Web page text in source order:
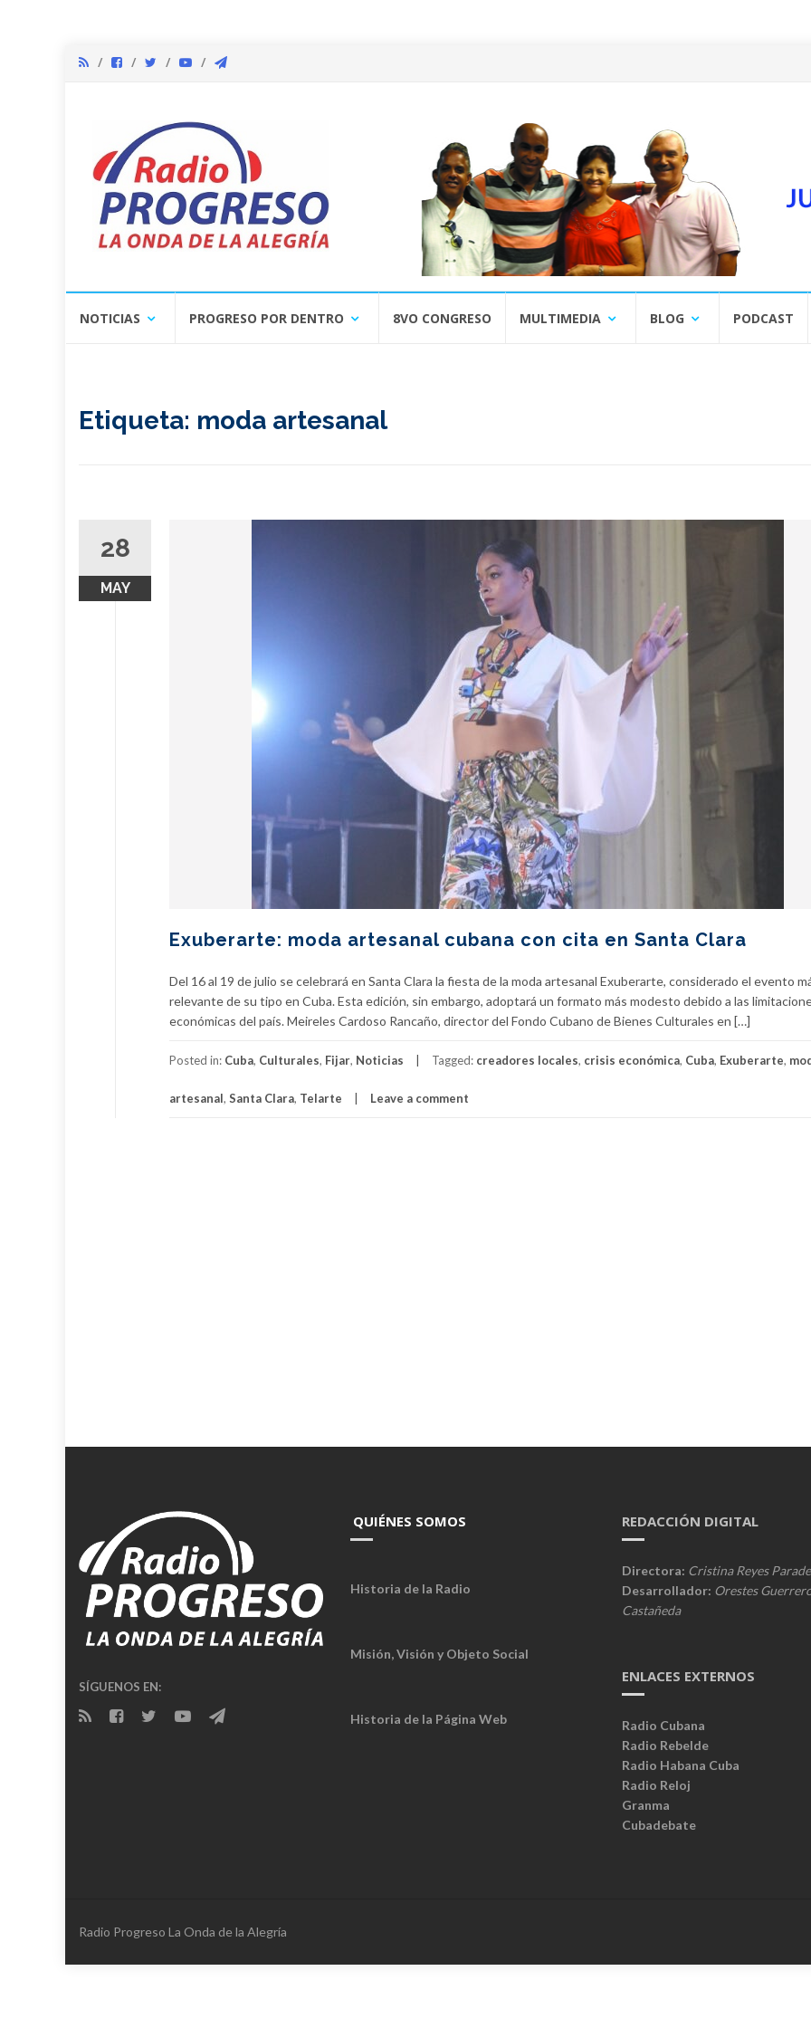
NOTICIAS PROGRESO POR DENTRO 8VO CONGRESO MULTIMEDIA BLOG PODCAST
Etiqueta: moda artesanal
28
MAY
Exuberarte: moda artesanal cubana con cita en Santa Clara
Del 16 al 19 de julio se celebrará en Santa Clara la fiesta de la moda artesanal Exuberarte, considerado el evento
relevante de su tipo en Cuba. Esta edición, sin embargo, adoptará un formato más modesto debido a las
económicas del país. Meireles Cardoso Rancaño, director del Fondo Cubano de Bienes Culturales en […]
Posted in: Cuba, Culturales, Fijar, Noticias Tagged: creadores locales, crisis económica, Cuba, Exuberarte,
artesanal, Santa Clara, Telarte Leave a comment
SÍGUENOS EN:
QUIÉNES SOMOS
Historia de la Radio
Misión, Visión y Objeto Social
Historia de la Página Web
REDACCIÓN DIGITAL
Directora: Cristina Reyes
Desarrollador: Orestes
Castañeda
ENLACES EXTERNOS
Radio Cubana
Radio Rebelde
Radio Habana Cuba
Radio Reloj
Granma
Cubadebate
Radio Progreso La Onda de la Alegría